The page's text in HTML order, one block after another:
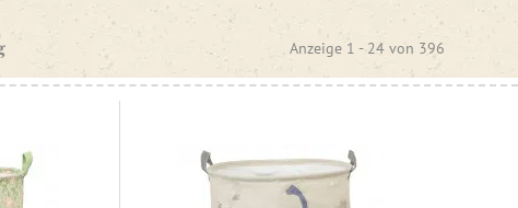
Anzeige 1 - 24 von 396